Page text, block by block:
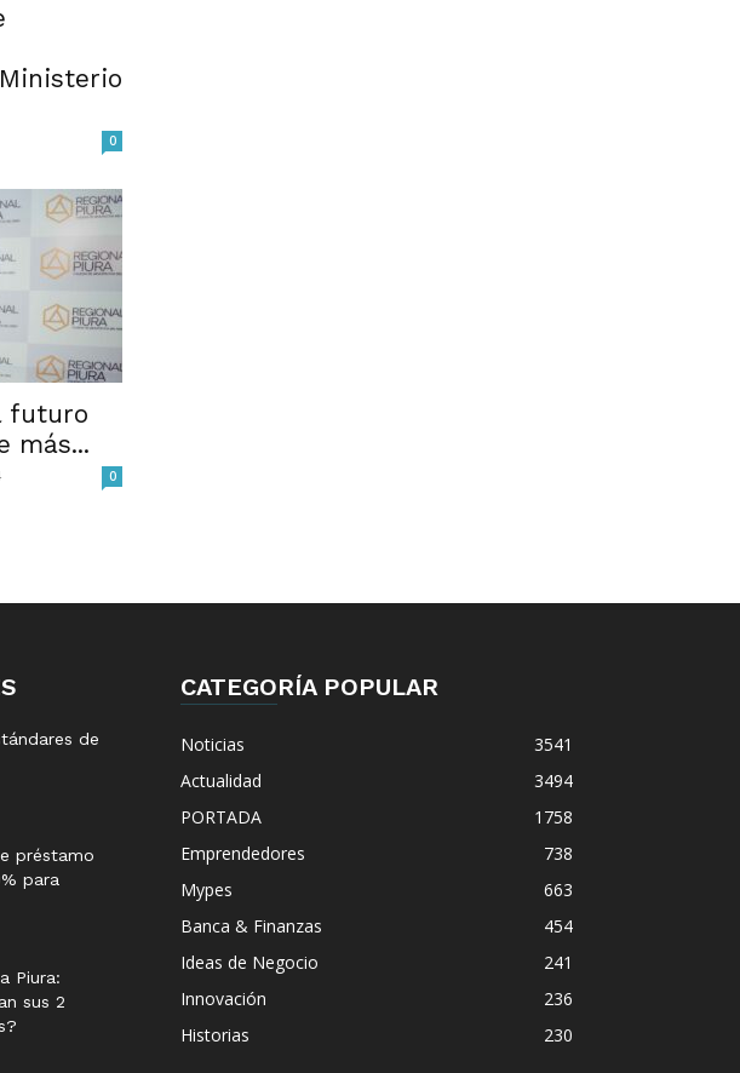
0
futuro
más...
0
de
préstamo
para
Piura:
sus 2
CATEGORÍA POPULAR
Noticias
3541
Actualidad
3494
PORTADA
1758
Emprendedores
738
Mypes
663
Banca & Finanzas
454
Ideas de Negocio
241
Innovación
236
Historias
230